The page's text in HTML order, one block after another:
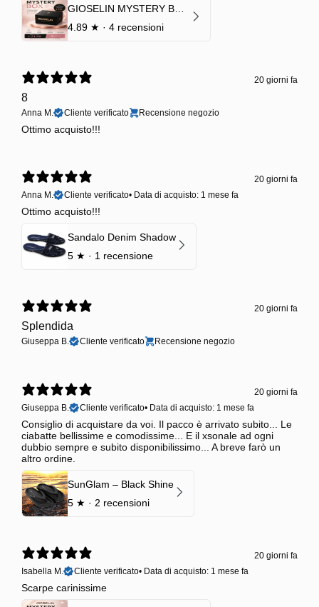
GIOSELIN MYSTERY BOX | €24,99 → Valore garantito minimo €70
4.89 ★ · 4 recensioni
20 giorni fa
8
Anna M. Cliente verificato Recensione negozio
Ottimo acquisto!!!
20 giorni fa
Anna M.
Cliente verificato• Data di acquisto: 1 mese fa
Ottimo acquisto!!!
Sandalo Denim Shadow
5 ★ · 1 recensione
20 giorni fa
Splendida
Giuseppa B. Cliente verificato Recensione negozio
20 giorni fa
Giuseppa B.
Cliente verificato• Data di acquisto: 1 mese fa
Consiglio di acquistare da voi. Il pacco è arrivato subito... Le
ciabatte bellissime e comodissime... E il xsonale ad ogni
dubbio sempre e subito disponibilissimo... A breve farò un
altro ordine.
SunGlam – Black Shine
5 ★ · 2 recensioni
20 giorni fa
Isabella M.
Cliente verificato• Data di acquisto: 1 mese fa
Scarpe carinissime